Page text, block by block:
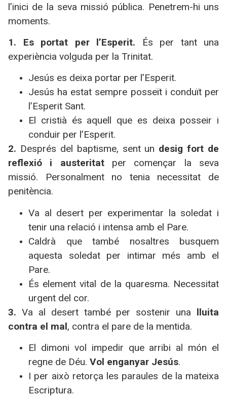
l’inici de la seva missió pública. Penetrem-hi uns
moments.
1. Es portat per l’Esperit. És per tant una
experiència volguda per la Trinitat.
Jesús es deixa portar per l’Esperit.
Jesús ha estat sempre posseït i conduït per
l’Esperit Sant.
El cristià és aquell que es deixa posseir i
conduir per l’Esperit.
2. Després del baptisme, sent un desig fort de
reflexió i austeritat per començar la seva
missió. Personalment no tenia necessitat de
penitència.
Va al desert per experimentar la soledat i
tenir una relació i intensa amb el Pare.
Caldrà que també nosaltres busquem
aquesta soledat per intimar més amb el
Pare.
És element vital de la quaresma. Necessitat
urgent del cor.
3. Va al desert també per sostenir una lluita
contra el mal, contra el pare de la mentida.
El dimoni vol impedir que arribi al món el
regne de Déu. Vol enganyar Jesús.
I per això retorça les paraules de la mateixa
Escriptura.